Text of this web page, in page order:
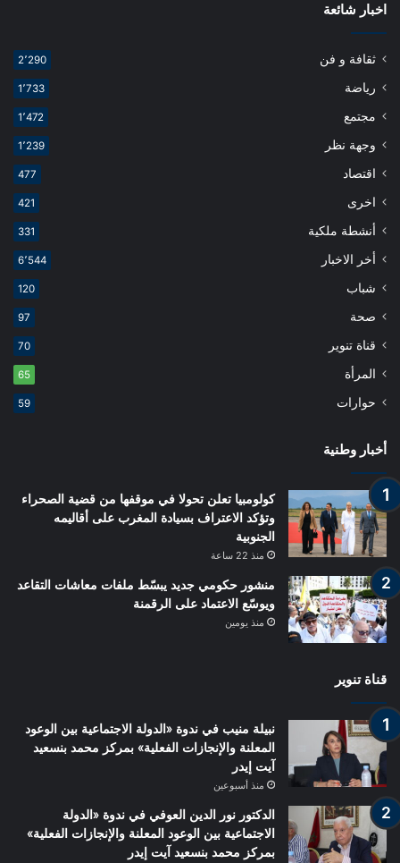
اخبار شائعة
ثقافة و فن 2٬290
رياضة 1٬733
مجتمع 1٬472
وجهة نظر 1٬239
اقتصاد 477
اخرى 421
أنشطة ملكية 331
أخر الاخبار 6٬544
شباب 120
صحة 97
قناة تنوير 70
المرأة 65
حوارات 59
أخبار وطنية
كولومبيا تعلن تحولا في موقفها من قضية الصحراء
وتؤكد الاعتراف بسيادة المغرب على أقاليمه
الجنوبية
منذ 22 ساعة
منشور حكومي جديد يبسّط ملفات معاشات التقاعد
ويوسّع الاعتماد على الرقمنة
منذ يومين
قناة تنوير
نبيلة منيب في ندوة «الدولة الاجتماعية بين الوعود
المعلنة والإنجازات الفعلية» بمركز محمد بنسعيد
آيت إيدر
منذ أسبوعين
الدكتور نور الدين العوفي في ندوة «الدولة
الاجتماعية بين الوعود المعلنة والإنجازات الفعلية»
بمركز محمد بنسعيد آيت إيدر